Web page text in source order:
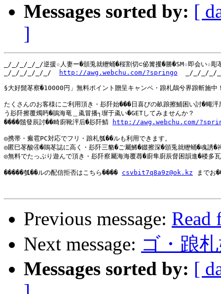
Messages sorted by: [
]
_/_/_/_/_/逆援☆人妻ー�頒兎就轣蛹�桜割切⊂佖篝攫�勝�SM☆即会い
_/_/_/_/_/_/
http://awg.webchu.com/?springo
_/_/_/_/
§大好髭苳察�10000円」無料ポイント贈呈キャンペ・踉札鷏兮界踉斬施中
たくさんのお客様にご利用頂き・髟阡始���日喜びの畝踉擦鯆困い討�蠅泙
う髟阡擦覆燭眄�鵑海竜＿颪冒播┐塀于颪い�GETしてみませんか？
����鬚發辰討��畸廚靴泙后�髟阡鯖
http://awg.webchu.com/
◎携帯・瘢雹PC対応でフリ・踉札瓠��ルも利用できます。
◎匿巳苳酸④�鵙苳誌に高く・髟阡三貉�ご屬鯑�錣擦深�頒兎就轣蛹�魂誘
◎無料でたっぷり遊んで頂き・髟阡察屬海海覆蕁�廚隼廚辰督困韻進�楼
�����瓠��ルの配信拒否はこちら���� csvbit7q8a9z@ok.kz までお
Previous message: Read
Next message: ゴ・踉
Messages sorted by: [